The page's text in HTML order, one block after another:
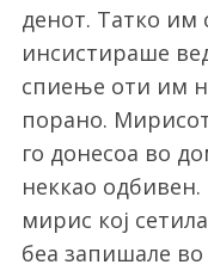
денот. Татко им
инсистираше
спиење оти им
порано.
го донесоа во
неккао
мирис кој
беа запишале